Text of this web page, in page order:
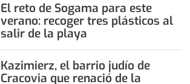
El reto de Sogama para este
verano: recoger tres plásticos al
salir de la playa
Kazimierz, el barrio judío de
Cracovia que renació de la